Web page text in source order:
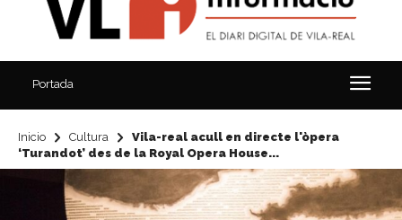
Portada
Inicio Cultura
Vila-real acull en directe l'òpera
‘Turandot’ des de la Royal Opera House...